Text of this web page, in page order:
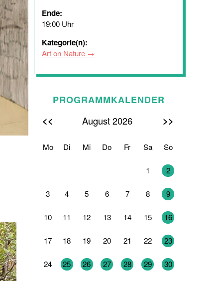
Ende:
19:00 Uhr
Kategorie(n):
Art on Nature
PROGRAMMKALENDER
<< August 2026 >>
Mo Di Mi Do Fr Sa So
1 2
3 4 5 6 7 8 9
10 11 12 13 14 15 16
17 18 19 20 21 22 23
24 25 26 27 28 29 30